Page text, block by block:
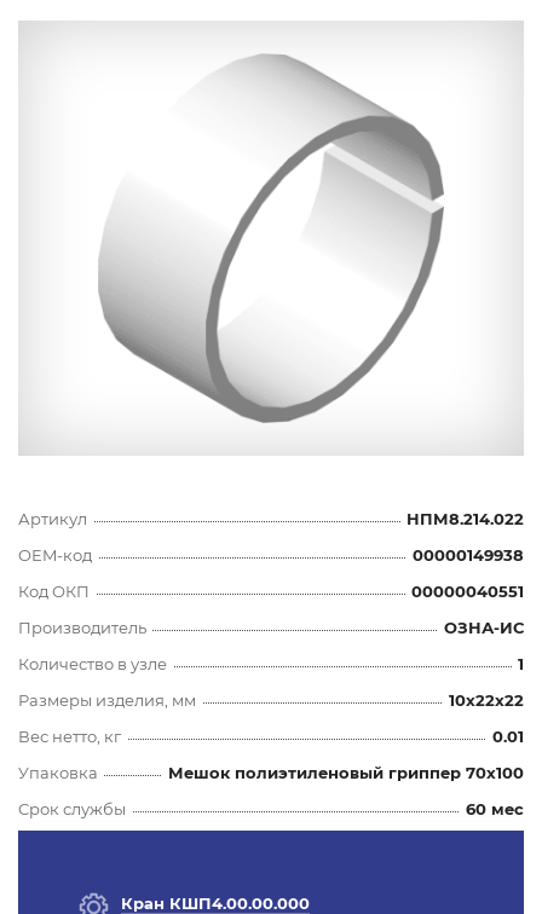
Артикул
НПМ8.214.022
OEM-код
00000149938
Код ОКП
00000040551
Производитель
ОЗНА-ИС
Количество в узле
1
Размеры изделия, мм
10x22x22
Вес нетто, кг
0.01
Упаковка
Мешок полиэтиленовый гриппер 70х100
Срок службы
60 мес
Кран КШП4.00.00.000